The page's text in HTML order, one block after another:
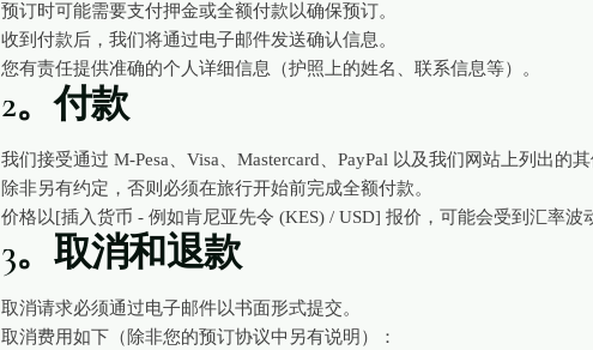
预订时可能需要支付押金或全额付款以确保预订。
收到付款后，我们将通过电子邮件发送确认信息。
您有责任提供准确的个人详细信息（护照上的姓名、联系信息等）。
2。付款
我们接受通过 M-Pesa、Visa、Mastercard、PayPal 以及我们网站上列出的
除非另有约定，否则必须在旅行开始前完成全额付款。
价格以[插入货币 - 例如肯尼亚先令 (KES) / USD] 报价，可能会受到汇率波
3。取消和退款
取消请求必须通过电子邮件以书面形式提交。
取消费用如下（除非您的预订协议中另有说明）：